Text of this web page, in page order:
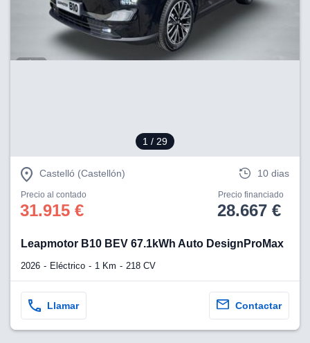
1 / 29
Castelló (Castellón) 10 dias
Precio al contado
31.915 €
Precio financiado
28.667 €
Leapmotor B10 BEV 67.1kWh Auto DesignProMax
2026 Eléctrico 1 Km 218 CV
Llamar Contactar